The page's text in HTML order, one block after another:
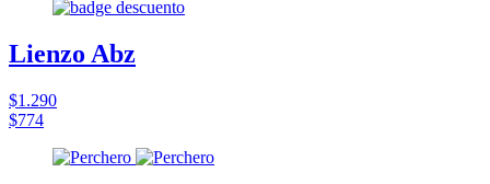
Lienzo Abz
$1.290
$774